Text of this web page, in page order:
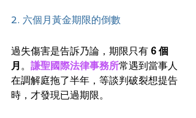
2. 六個月黃金期限的倒數
過失傷害是告訴乃論，期限只有 6 個
月 。 謙聖國際法律事務所常遇到當事人
在調解庭拖了半年，等談判破裂想提告
時，才發現已過期限。